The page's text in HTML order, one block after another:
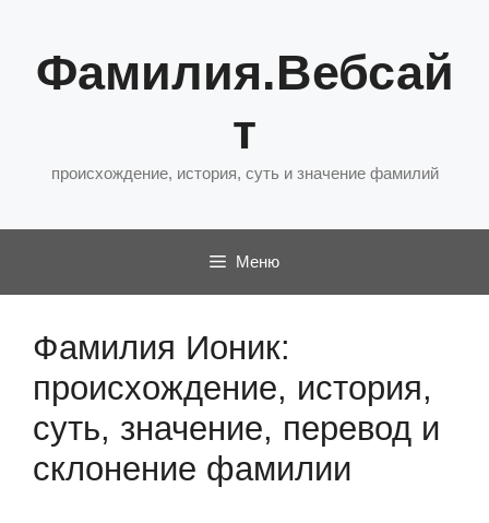
содержимому
Фамилия.Вебсай
т
происхождение, история, суть и значение фамилий
Меню
Фамилия Ионик:
происхождение, история,
суть, значение, перевод и
склонение фамилии